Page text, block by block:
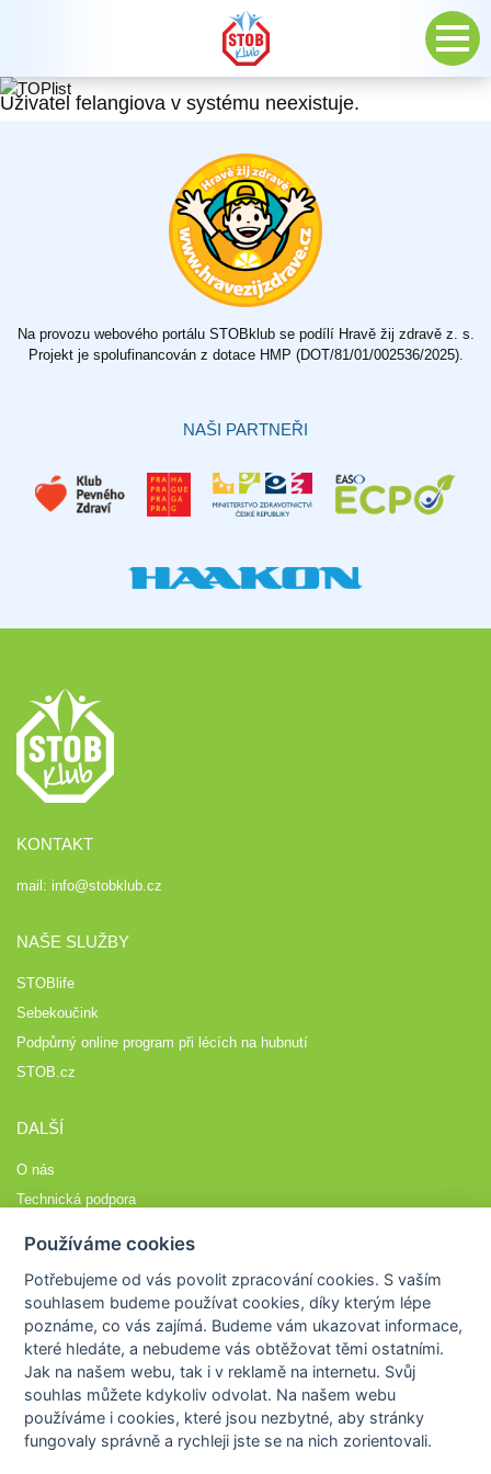
Uživatel felangiova v systému neexistuje.
Na provozu webového portálu STOBklub se podílí Hravě žij zdravě z. s.
Projekt je spolufinancován z dotace HMP (DOT/81/01/002536/2025).
NAŠI PARTNEŘI
KONTAKT
mail: info@stobklub.cz
NAŠE SLUŽBY
STOBlife
Sebekoučink
Podpůrný online program při lécích na hubnutí
STOB.cz
DALŠÍ
O nás
Technická podpora
Členové STOBklubu
Zásady nakládání s osobními údaji
Otestujte se
Spočítejte si
Výzva 52
Používáme cookies
Potřebujeme od vás povolit zpracování cookies. S vaším
souhlasem budeme používat cookies, díky kterým lépe
poznáme,co vás zajímá. Budeme vám ukazovat informace,
které hledáte, a nebudeme vás obtěžovat těmi ostatními.
Jak na našem webu, tak i v reklamě na internetu. Svůj
souhlas můžete kdykoliv odvolat. Na našem webu
používáme i cookies, které jsou nezbytné, aby stránky
fungovaly správně a rychleji jste se na nich zorientovali.